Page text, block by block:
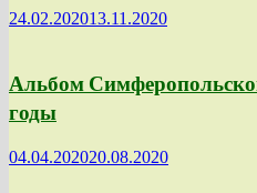
24.02.202013.11.2020
Альбом
годы
04.04.202020.08.2020